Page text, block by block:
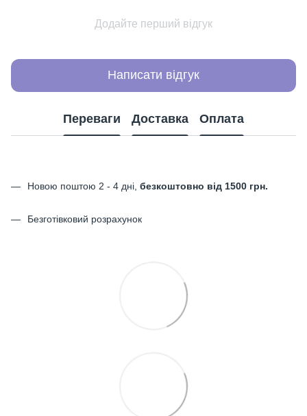
Додайте перший відгук
Написати відгук
Переваги Доставка Оплата
Новою поштою 2 - 4 дні, безкоштовно від 1500 грн.
Безготівковий розрахунок